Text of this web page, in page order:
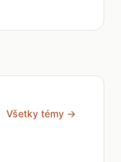
Všetky témy →